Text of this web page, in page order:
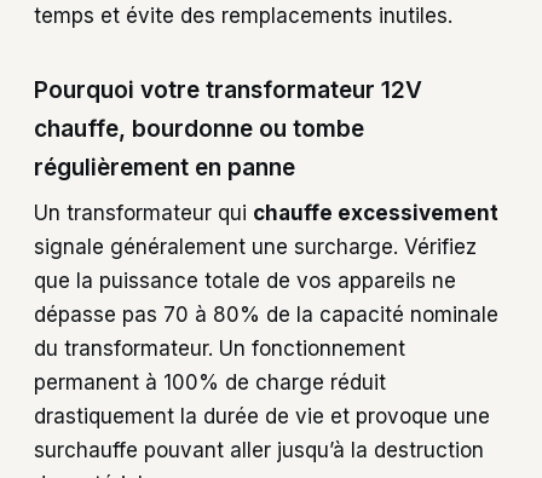
temps et évite des remplacements inutiles.
Pourquoi votre transformateur 12V
chauffe, bourdonne ou tombe
régulièrement en panne
Un transformateur qui chauffe excessivement
signale généralement une surcharge. Vérifiez
que la puissance totale de vos appareils ne
dépasse pas 70 à 80% de la capacité nominale
du transformateur. Un fonctionnement
permanent à 100% de charge réduit
drastiquement la durée de vie et provoque une
surchauffe pouvant aller jusqu’à la destruction